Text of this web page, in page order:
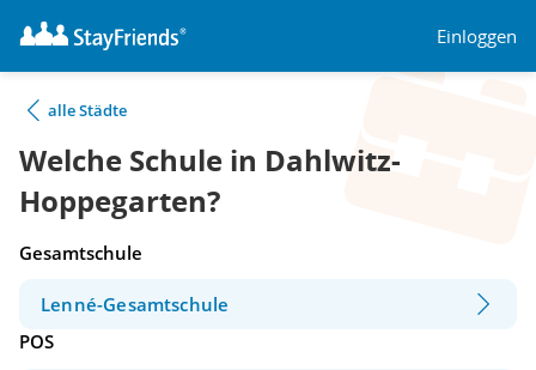
Einloggen
alle Städte
Welche Schule in Dahlwitz-
Hoppegarten?
Gesamtschule
Lenné-Gesamtschule
POS